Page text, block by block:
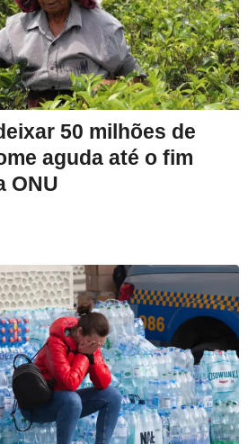
50 milhões de
aguda até o fim
ONU